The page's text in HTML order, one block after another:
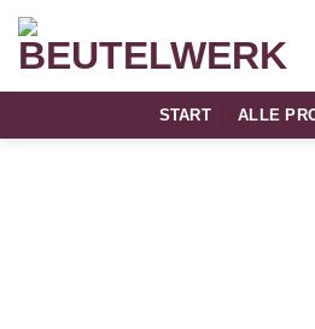
Zum
Inhalt
springen
START ALLE